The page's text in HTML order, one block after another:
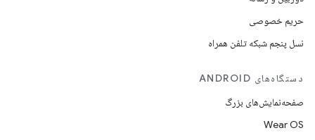
حریم خصوصی
نسل پنجم شبکه تلفن همراه
دستگاه‌های ANDROID
صفحه‌نمایش‌های بزرگ
Wear OS